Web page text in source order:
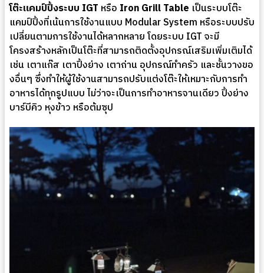
โต๊ะแคมป์ปิ้งระบบ IGT หรือ Iron Grill Table เป็นระบบโต๊ะ
แคมป์ปิ้งที่เน้นการใช้งานแบบ Modular System หรือระบบปรับ
เปลี่ยนตามการใช้งานได้หลากหลาย โดยระบบ IGT จะมี
โครงสร้างหลักเป็นโต๊ะที่สามารถติดตั้งอุปกรณ์เสริมเพิ่มเติมได้
เช่น เตาแก๊ส เตาปิ้งย่าง เตาถ่าน อุปกรณ์ทำครัว และชั้นวางขอ
งอื่นๆ ซึ่งทำให้ผู้ใช้งานสามารถปรับแต่งโต๊ะให้เหมาะกับการทำ
อาหารได้ทุกรูปแบบ ไม่ว่าจะเป็นการทำอาหารจานเดียว ปิ้งย่าง
บาร์บีคิว หุงข้าว หรือต้มซุป